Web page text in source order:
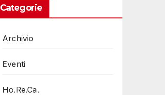
Categorie
Archivio
Eventi
Ho.Re.Ca.